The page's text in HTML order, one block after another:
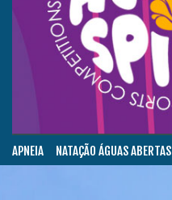
APNEIA NATAÇÃO ÁGUAS ABERTAS